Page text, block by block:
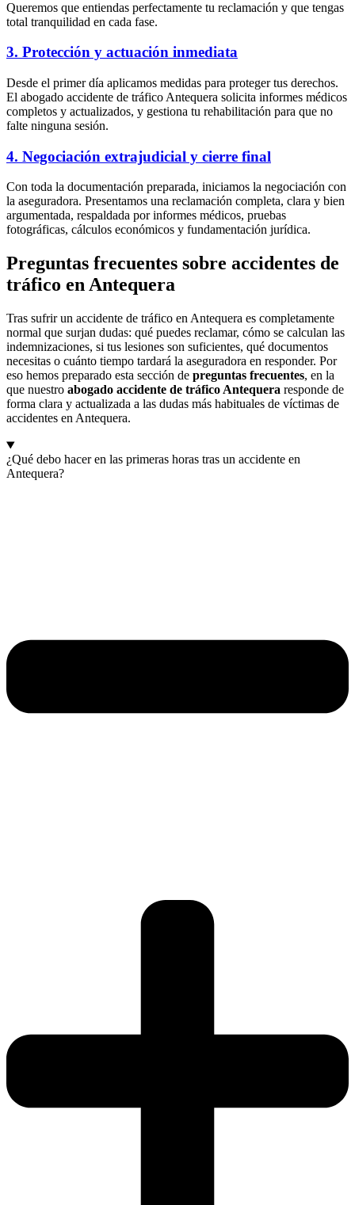
Queremos que entiendas perfectamente tu reclamación y que tengas
total tranquilidad en cada fase.
3. Protección y actuación inmediata
Desde el primer día aplicamos medidas para proteger tus derechos.
El abogado accidente de tráfico Antequera solicita informes médicos
completos y actualizados, y gestiona tu rehabilitación para que no
falte ninguna sesión.
4. Negociación extrajudicial y cierre final
Con toda la documentación preparada, iniciamos la negociación con
la aseguradora. Presentamos una reclamación completa, clara y bien
argumentada, respaldada por informes médicos, pruebas
fotográficas, cálculos económicos y fundamentación jurídica.
Preguntas frecuentes sobre accidentes de
tráfico en Antequera
Tras sufrir un accidente de tráfico en Antequera es completamente
normal que surjan dudas: qué puedes reclamar, cómo se calculan las
indemnizaciones, si tus lesiones son suficientes, qué documentos
necesitas o cuánto tiempo tardará la aseguradora en responder. Por
eso hemos preparado esta sección de preguntas frecuentes, en la
que nuestro abogado accidente de tráfico Antequera responde de
forma clara y actualizada a las dudas más habituales de víctimas de
accidentes en Antequera.
¿Qué debo hacer en las primeras horas tras un accidente en
Antequera?